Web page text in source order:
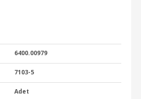
6400.00979
7103-5
Adet